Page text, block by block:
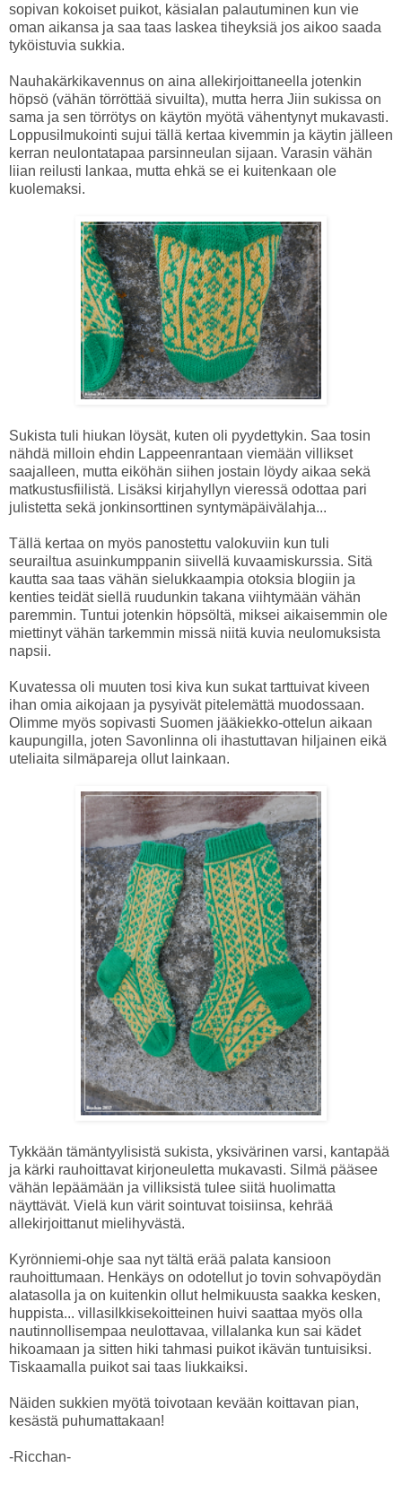
sopivan kokoiset puikot, käsialan palautuminen kun vie
oman aikansa ja saa taas laskea tiheyksiä jos aikoo saada
tyköistuvia sukkia.
Nauhakärkikavennus on aina allekirjoittaneella jotenkin
höpsö (vähän törröttää sivuilta), mutta herra Jiin sukissa on
sama ja sen törrötys on käytön myötä vähentynyt mukavasti.
Loppusilmukointi sujui tällä kertaa kivemmin ja käytin jälleen
kerran neulontatapaa parsinneulan sijaan. Varasin vähän
liian reilusti lankaa, mutta ehkä se ei kuitenkaan ole
kuolemaksi.
Sukista tuli hiukan löysät, kuten oli pyydettykin. Saa tosin
nähdä milloin ehdin Lappeenrantaan viemään villikset
saajalleen, mutta eiköhän siihen jostain löydy aikaa sekä
matkustusfiilistä. Lisäksi kirjahyllyn vieressä odottaa pari
julistetta sekä jonkinsorttinen syntymäpäivälahja...
Tällä kertaa on myös panostettu valokuviin kun tuli
seurailtua asuinkumppanin siivellä kuvaamiskurssia. Sitä
kautta saa taas vähän sielukkaampia otoksia blogiin ja
kenties teidät siellä ruudunkin takana viihtymään vähän
paremmin. Tuntui jotenkin höpsöltä, miksei aikaisemmin ole
miettinyt vähän tarkemmin missä niitä kuvia neulomuksista
napsii.
Kuvatessa oli muuten tosi kiva kun sukat tarttuivat kiveen
ihan omia aikojaan ja pysyivät pitelemättä muodossaan.
Olimme myös sopivasti Suomen jääkiekko-ottelun aikaan
kaupungilla, joten Savonlinna oli ihastuttavan hiljainen eikä
uteliaita silmäpareja ollut lainkaan.
Tykkään tämäntyylisistä sukista, yksivärinen varsi, kantapää
ja kärki rauhoittavat kirjoneuletta mukavasti. Silmä pääsee
vähän lepäämään ja villiksistä tulee siitä huolimatta
näyttävät. Vielä kun värit sointuvat toisiinsa, kehrää
allekirjoittanut mielihyvästä.
Kyrönniemi-ohje saa nyt tältä erää palata kansioon
rauhoittumaan. Henkäys on odotellut jo tovin sohvapöydän
alatasolla ja on kuitenkin ollut helmikuusta saakka kesken,
huppista... villasilkkisekoitteinen huivi saattaa myös olla
nautinnollisempaa neulottavaa, villalanka kun sai kädet
hikoamaan ja sitten hiki tahmasi puikot ikävän tuntuisiksi.
Tiskaamalla puikot sai taas liukkaiksi.
Näiden sukkien myötä toivotaan kevään koittavan pian,
kesästä puhumattakaan!
-Ricchan-